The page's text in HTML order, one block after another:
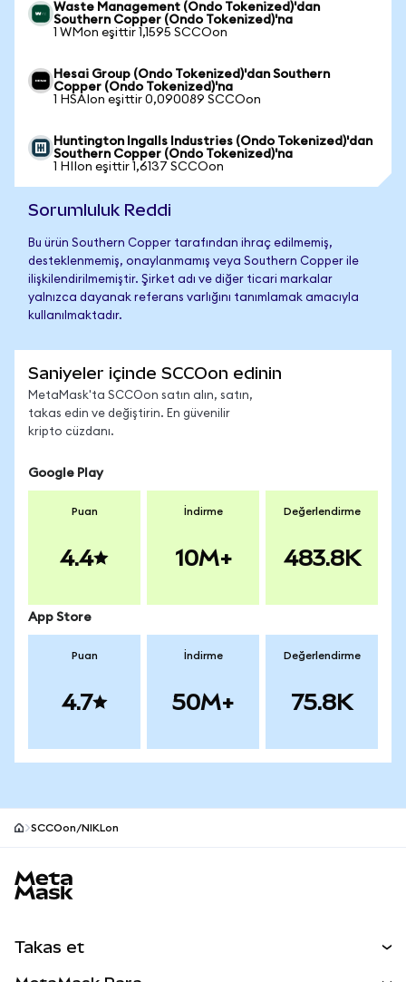
Waste Management (Ondo Tokenized)'dan
Southern Copper (Ondo Tokenized)'na
1 WMon eşittir 1,1595 SCCOon
Hesai Group (Ondo Tokenized)'dan Southern
Copper (Ondo Tokenized)'na
1 HSAIon eşittir 0,090089 SCCOon
Huntington Ingalls Industries (Ondo Tokenized)'dan
Southern Copper (Ondo Tokenized)'na
1 HIIon eşittir 1,6137 SCCOon
Sorumluluk Reddi
Bu ürün Southern Copper tarafından ihraç edilmemiş,
desteklenmemiş, onaylanmamış veya Southern Copper ile
ilişkilendirilmemiştir. Şirket adı ve diğer ticari markalar
yalnızca dayanak referans varlığını tanımlamak amacıyla
kullanılmaktadır.
Saniyeler içinde SCCOon edinin
MetaMask'ta SCCOon satın alın, satın,
takas edin ve değiştirin. En güvenilir
kripto cüzdanı.
Google Play
Puan
4.4
İndirme
10M+
Değerlendirme
483.8K
App Store
Puan
4.7
İndirme
50M+
Değerlendirme
75.8K
SCCOon/NIKLon
Takas et